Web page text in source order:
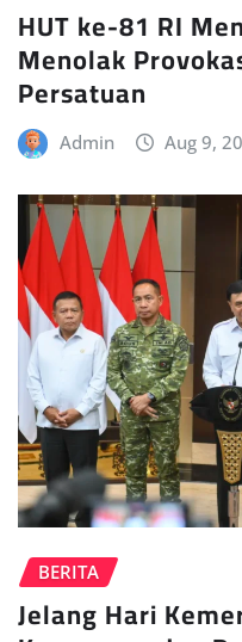
HUT ke-81 RI
Menolak
Persatuan
Admin Aug 9,
BERITA
Jelang Hari